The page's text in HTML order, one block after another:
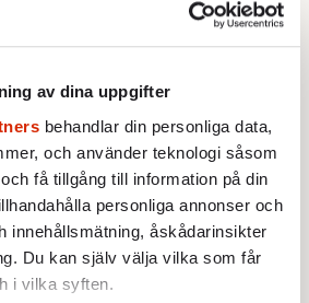
av dina uppgifter
behandlar din personliga data,
och använder teknologi såsom
få tillgång till information på din
personliga annonser och
innehållsmätning, åskådarinsikter
Du kan själv välja vilka som får
i vilka syften.
Stormen före lugnet
UTRIKES
Inför Ramadan. Fokus
besöker Dakar i Senegal där
muslimerna förbereder sig för
sin viktigaste högtid.